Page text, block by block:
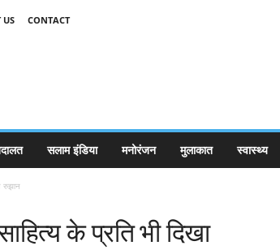
US
CONTACT
सलाम इंडिया मनोरंजन मुलाकात स्वास्थ्य
रुझान
के प्रति भी दिखा